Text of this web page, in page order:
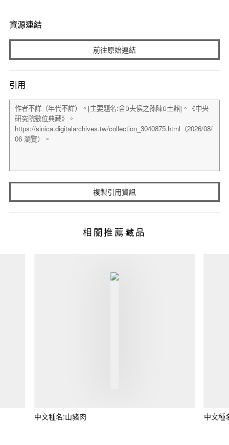
資源連結
前往原始連結
引用
複製引用資訊
相關推薦藏品
中文種名:山豬肉 中文種